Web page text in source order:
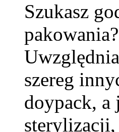
Szukasz
szereg
doypack, a
sterylizacji,